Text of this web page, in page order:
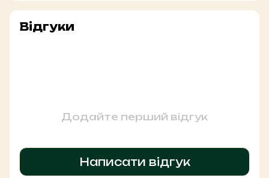
Відгуки
Додайте перший відгук
Написати відгук